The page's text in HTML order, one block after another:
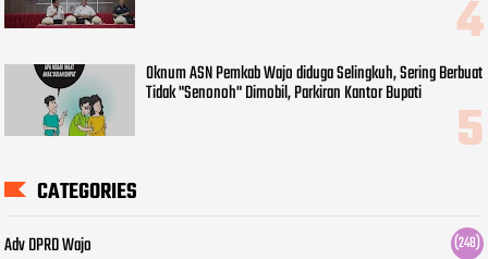
Oknum ASN Pemkab Wajo diduga Selingkuh, Sering Berbuat
Tidak "Senonoh" Dimobil, Parkiran Kantor Bupati
CATEGORIES
Adv DPRD Wajo (248)